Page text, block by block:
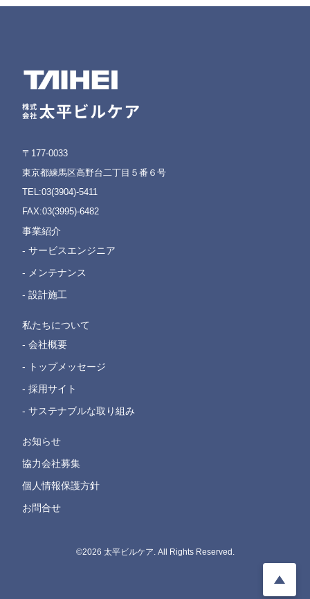
〒177-0033
東京都練馬区高野台二丁目５番６号
TEL:03(3904)-5411
FAX:03(3995)-6482
事業紹介
- サービスエンジニア
- メンテナンス
- 設計施工
私たちについて
- 会社概要
- トップメッセージ
- 採用サイト
- サステナブルな取り組み
お知らせ
協力会社募集
個人情報保護方針
お問合せ
©2026 太平ビルケア. All Rights Reserved.